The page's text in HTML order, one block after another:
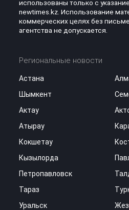
использованы только с
newtimes.kz. Использование
коммерческих целях без
агентства не допускается.
Региональные новости
Астана
Шымкент
Актау
Атырау
Кокшетау
Кызылорда
Петропавловск
Тараз
Уральск